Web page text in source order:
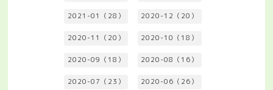
2021-01（28） 2020-12（20）
2020-11（20） 2020-10（18）
2020-09（18） 2020-08（16）
2020-07（23） 2020-06（26）